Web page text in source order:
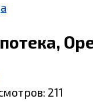
211